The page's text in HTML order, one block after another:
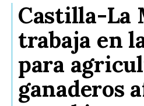
Castilla-La
trabaja en
para
ganaderos